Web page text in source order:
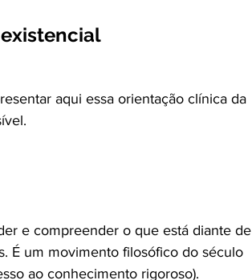
aqui essa orientação clínica da
e compreender o que está diante de
É um movimento filosófico do século
ao conhecimento rigoroso).